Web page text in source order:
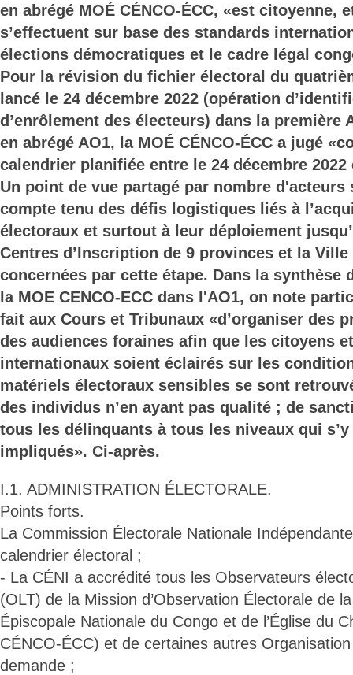
en abrégé MOÉ CÉNCO-ÉCC, «est citoyenne,
s’effectuent sur base des standards
élections démocratiques et le cadre légal
Pour la révision du fichier électoral du
lancé le 24 décembre 2022 (opération
d’enrôlement des électeurs) dans la première
en abrégé AO1, la MOÉ CÉNCO-ÉCC a jugé
calendrier planifiée entre le 24 décembre 2022
Un point de vue partagé par nombre
compte tenu des défis logistiques liés à
électoraux et surtout à leur déploiement
Centres d’Inscription de 9 provinces et la Ville
concernées par cette étape. Dans la synthèse
la MOE CENCO-ECC dans l'AO1, on note
fait aux Cours et Tribunaux «d’organiser des
des audiences foraines afin que les citoyens
internationaux soient éclairés sur les
matériels électoraux sensibles se sont
des individus n’en ayant pas qualité ; de
tous les délinquants à tous les niveaux qui
impliqués». Ci-après.
I.1. ADMINISTRATION ÉLECTORALE.
Points forts.
La Commission Électorale Nationale
calendrier électoral ;
- La CÉNI a accrédité tous les Observateurs
(OLT) de la Mission d’Observation Électorale de
Épiscopale Nationale du Congo et de l’Église du
CÉNCO-ÉCC) et de certaines autres
demande ;